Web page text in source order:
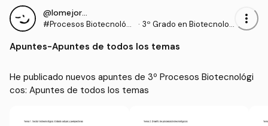
@lomejorcitodual
#Procesos Biotecnológi
· 3º Grado en Biotecnolog
more_vert
Apuntes-Apuntes de todos los temas
He publicado nuevos apuntes de 3º Procesos Biotecnológi
cos: Apuntes de todos los temas